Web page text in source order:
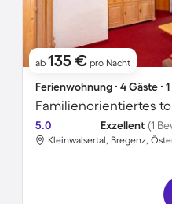
ab 135 € pro Nacht
Ferienwohnung ∙ 4 Gäste ∙
5.0 Exzellent (1
Kleinwalsertal, Bregenz,